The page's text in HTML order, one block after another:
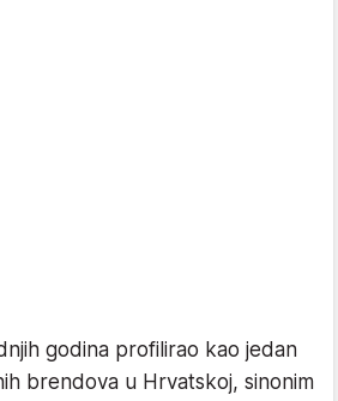
godina profilirao kao jedan
brendova u Hrvatskoj, sinonim